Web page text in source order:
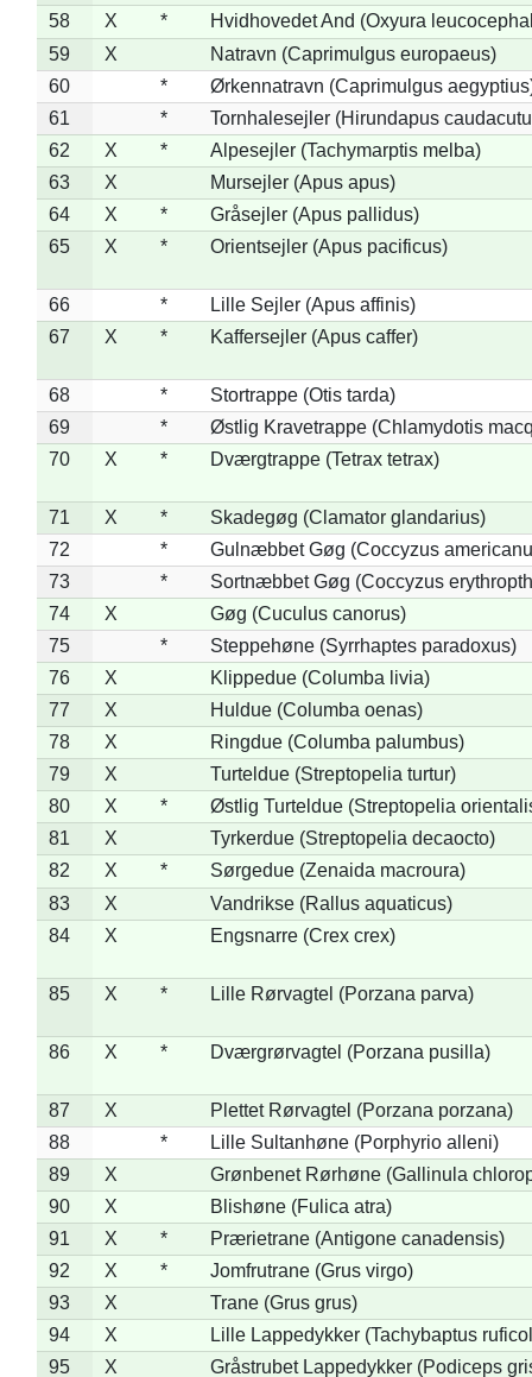
58
X *
Hvidhovedet And (Oxyura
59
X
Natravn (Caprimulgus europaeus)
60
*
Ørkennatravn (Caprimulgus
61
*
Tornhalesejler (Hirundapus
62
X *
Alpesejler (Tachymarptis melba)
63
X
Mursejler (Apus apus)
64
X *
Gråsejler (Apus pallidus)
65
X * Orientsejler (Apus pacificus)
66 *
Lille Sejler (Apus affinis)
67
X * Kaffersejler (Apus caffer)
68 *
Stortrappe (Otis tarda)
69
*
Østlig Kravetrappe (Chlamydotis
70
X * Dværgtrappe (Tetrax tetrax)
71 X *
Skadegøg (Clamator glandarius)
72
*
Gulnæbbet Gøg (Coccyzus
73
*
Sortnæbbet Gøg (Coccyzus
74
X
Gøg (Cuculus canorus)
75
*
Steppehøne (Syrrhaptes paradoxus)
76
X
Klippedue (Columba livia)
77
X
Huldue (Columba oenas)
78
X
Ringdue (Columba palumbus)
79
X
Turteldue (Streptopelia turtur)
80
X *
Østlig Turteldue (Streptopelia
81
X
Tyrkerdue (Streptopelia decaocto)
82
X *
Sørgedue (Zenaida macroura)
83
X
Vandrikse (Rallus aquaticus)
84
X Engsnarre (Crex crex)
85 X * Lille Rørvagtel (Porzana parva)
86 X * Dværgrørvagtel (Porzana pusilla)
87 X
Plettet Rørvagtel (Porzana porzana)
88
*
Lille Sultanhøne (Porphyrio alleni)
89
X
Grønbenet Rørhøne (Gallinula
90
X
Blishøne (Fulica atra)
91
X *
Prærietrane (Antigone canadensis)
92
X *
Jomfrutrane (Grus virgo)
93
X
Trane (Grus grus)
94
X
Lille Lappedykker (Tachybaptus
95
X Gråstrubet Lappedykker (Podiceps